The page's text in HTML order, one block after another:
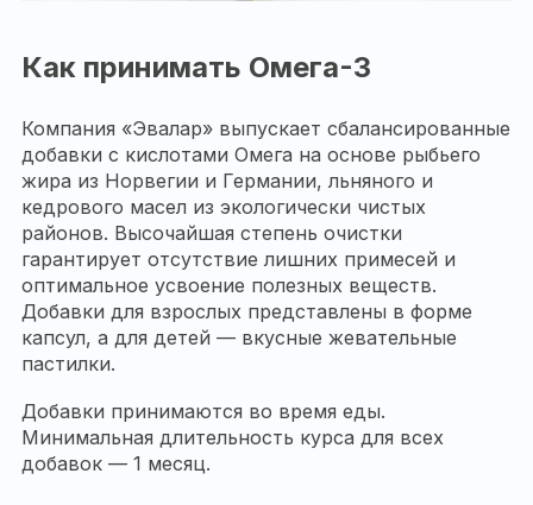
Как принимать Омега-3
Компания «Эвалар» выпускает сбалансированные
добавки с кислотами Омега на основе рыбьего
жира из Норвегии и Германии, льняного и
кедрового масел из экологически чистых
районов. Высочайшая степень очистки
гарантирует отсутствие лишних примесей и
оптимальное усвоение полезных веществ.
Добавки для взрослых представлены в форме
капсул, а для детей — вкусные жевательные
пастилки.
Добавки принимаются во время еды.
Минимальная длительность курса для всех
добавок — 1 месяц.